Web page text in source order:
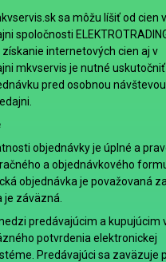
sa môžu líšiť od cien v
spoločnosti
získanie internetových cien aj v
mkvservis je nutné uskutočniť
pred osobnou návštevou
objednávky je úplné a
a objednávkového
objednávka je považovaná
je záväzná.
predávajúcim a kupujúcim
potvrdenia elektronickej
Predávajúci sa zaväzuje